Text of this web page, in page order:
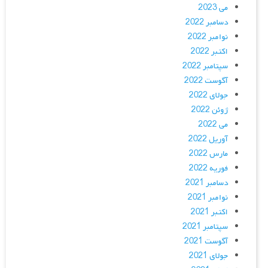
می 2023
دسامبر 2022
نوامبر 2022
اکتبر 2022
سپتامبر 2022
آگوست 2022
جولای 2022
ژوئن 2022
می 2022
آوریل 2022
مارس 2022
فوریه 2022
دسامبر 2021
نوامبر 2021
اکتبر 2021
سپتامبر 2021
آگوست 2021
جولای 2021